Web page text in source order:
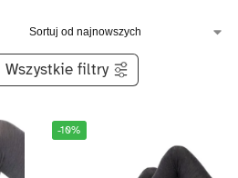
Wszystkie filtry
-10%